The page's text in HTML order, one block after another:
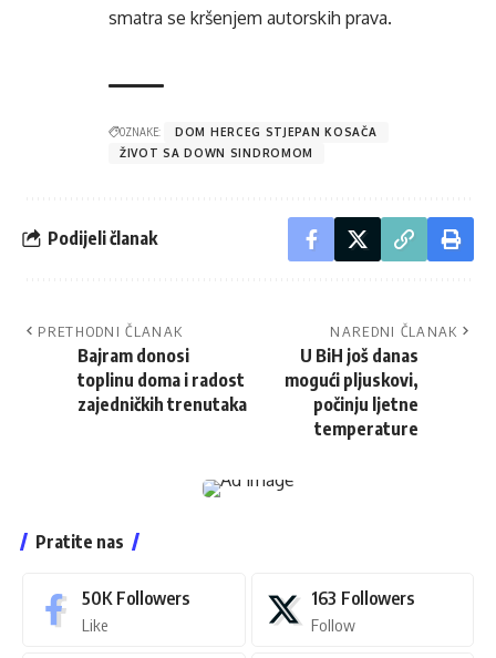
smatra se kršenjem autorskih prava.
OZNAKE:
DOM HERCEG STJEPAN KOSAČA
ŽIVOT SA DOWN SINDROMOM
Podijeli članak
PRETHODNI ČLANAK
Bajram donosi
toplinu doma i radost
zajedničkih trenutaka
NAREDNI ČLANAK
U BiH još danas
mogući pljuskovi,
počinju ljetne
temperature
Pratite nas
50K Followers
Like
163 Followers
Follow